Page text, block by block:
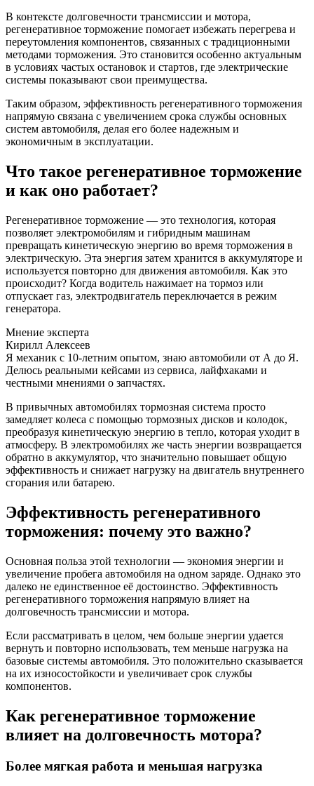
В контексте долговечности трансмиссии и мотора,
регенеративное торможение помогает избежать перегрева и
переутомления компонентов, связанных с традиционными
методами торможения. Это становится особенно актуальным
в условиях частых остановок и стартов, где электрические
системы показывают свои преимущества.
Таким образом, эффективность регенеративного торможения
напрямую связана с увеличением срока службы основных
систем автомобиля, делая его более надежным и
экономичным в эксплуатации.
Что такое регенеративное торможение
и как оно работает?
Регенеративное торможение — это технология, которая
позволяет электромобилям и гибридным машинам
превращать кинетическую энергию во время торможения в
электрическую. Эта энергия затем хранится в аккумуляторе и
используется повторно для движения автомобиля. Как это
происходит? Когда водитель нажимает на тормоз или
отпускает газ, электродвигатель переключается в режим
генератора.
Мнение эксперта
Кирилл Алексеев
Я механик с 10-летним опытом, знаю автомобили от А до Я.
Делюсь реальными кейсами из сервиса, лайфхаками и
честными мнениями о запчастях.
В привычных автомобилях тормозная система просто
замедляет колеса с помощью тормозных дисков и колодок,
преобразуя кинетическую энергию в тепло, которая уходит в
атмосферу. В электромобилях же часть энергии возвращается
обратно в аккумулятор, что значительно повышает общую
эффективность и снижает нагрузку на двигатель внутреннего
сгорания или батарею.
Эффективность регенеративного
торможения: почему это важно?
Основная польза этой технологии — экономия энергии и
увеличение пробега автомобиля на одном заряде. Однако это
далеко не единственное её достоинство. Эффективность
регенеративного торможения напрямую влияет на
долговечность трансмиссии и мотора.
Если рассматривать в целом, чем больше энергии удается
вернуть и повторно использовать, тем меньше нагрузка на
базовые системы автомобиля. Это положительно сказывается
на их износостойкости и увеличивает срок службы
компонентов.
Как регенеративное торможение
влияет на долговечность мотора?
Более мягкая работа и меньшая нагрузка